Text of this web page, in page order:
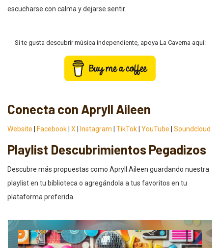
escucharse con calma y dejarse sentir.
Si te gusta descubrir música independiente, apoya La Caverna aquí:
Conecta con Apryll Aileen
Website Facebook X Instagram TikTok YouTube Soundcloud
Playlist Descubrimientos Pegadizos
Descubre más propuestas como Apryll Aileen guardando nuestra
playlist en tu biblioteca o agregándola a tus favoritos en tu
plataforma preferida.